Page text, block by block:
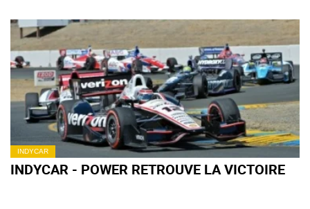
INDYCAR
INDYCAR - POWER RETROUVE LA VICTOIRE